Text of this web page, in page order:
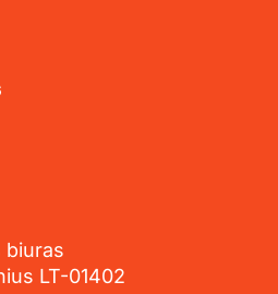
biuras
LT-01402